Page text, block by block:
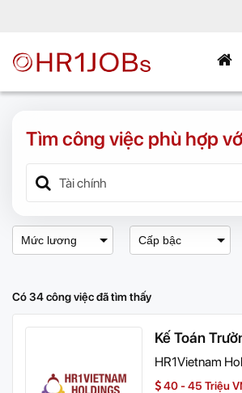
Tìm công việc phù hợp
Mức lương Cấp bậc
Có 34 công việc đã tìm thấy
Kế Toán
HR1Vietnam
40 - 45 Triệu